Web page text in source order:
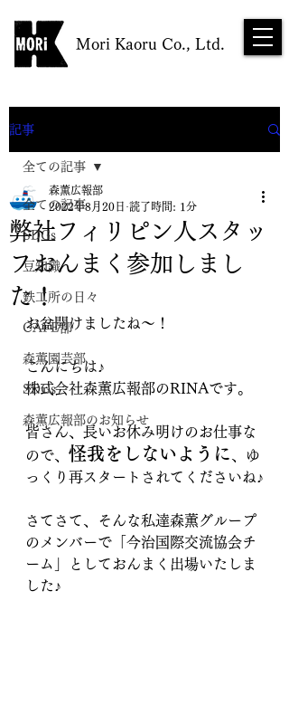
Mori Kaoru Co., Ltd.
NEWS
記事
全ての記事
SDGs
豆知識
鉄工所の日々
CAFE部
森薫園芸部
SDGs
森薫広報部のお知らせ
全ての記事
弊社フィリピン人スタッ
フおんまく参加しまし
た！
森薫広報部
2022年8月20日 読了時間: 1分
お盆開けましたね〜！
こんにちは♪
株式会社森薫広報部のRINAです。
皆さん、長いお休み明けのお仕事な
ので、 怪我をしないように
、ゆ
っくり再スタートされてくださいね♪
さてさて、そんな私達森薫グループ
のメンバーで「今治国際交流協会チ
ーム」としておんまく出場いたしま
した♪